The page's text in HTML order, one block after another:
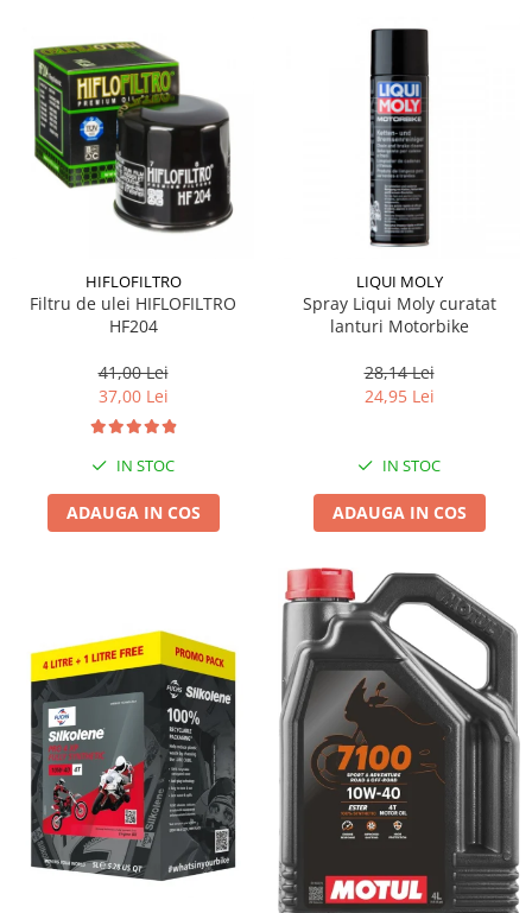
HIFLOFILTRO
Filtru de ulei HIFLOFILTRO
HF204
41,00 Lei
37,00 Lei
IN STOC
ADAUGA IN COS
LIQUI MOLY
Spray Liqui Moly curatat
lanturi Motorbike
28,14 Lei
24,95 Lei
IN STOC
ADAUGA IN COS